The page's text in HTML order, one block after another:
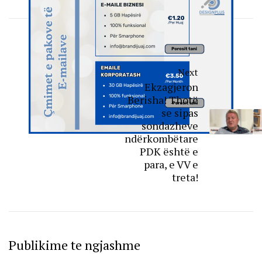
Next
Ekzagjeron
Berisha! Thotë
se sipas
sondazheve
ndërkombëtare
PDK është e
para, e VV e
treta!
Publikime te ngjashme